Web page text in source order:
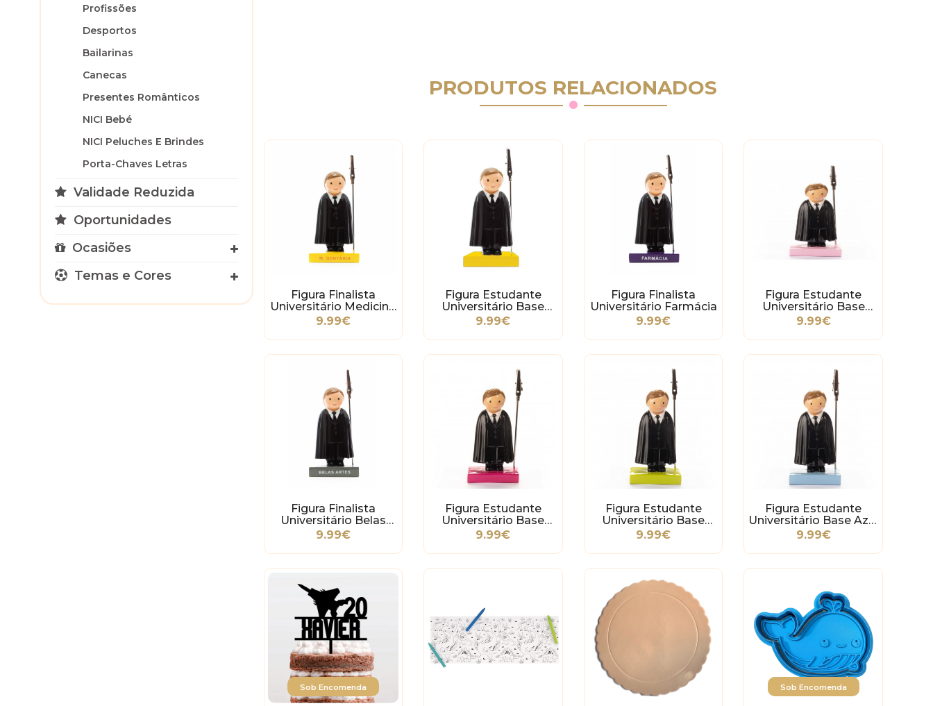
Profissões
Desportos
Bailarinas
Canecas
Presentes Românticos
NICI Bebé
NICI Peluches E Brindes
Porta-Chaves Letras
Validade Reduzida
Oportunidades
Ocasiões
Temas e Cores
PRODUTOS RELACIONADOS
Figura Finalista
Universitário Medicina
Dentária
9.99€
Figura Estudante
Universitário Base
Amarela
9.99€
Figura Finalista
Universitário Farmácia
9.99€
Figura Estudante
Universitário Base
Rosa
9.99€
Figura Finalista
Universitário Belas
Artes
9.99€
Figura Estudante
Universitário Base
Rosa Forte
9.99€
Figura Estudante
Universitário Base
Verde Claro
9.99€
Figura Estudante
Universitário Base Azul
Claro
9.99€
Sob Encomenda Sob Encomenda